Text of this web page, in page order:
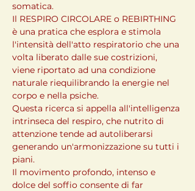
somatica.
Il RESPIRO CIRCOLARE o REBIRTHING
è una pratica che esplora e stimola
l'intensità dell'atto respiratorio che una
volta liberato dalle sue costrizioni,
viene riportato ad una condizione
naturale riequilibrando la energie nel
corpo e nella psiche.
Questa ricerca si appella all'intelligenza
intrinseca del respiro, che nutrito di
attenzione tende ad autoliberarsi
generando un'armonizzazione su tutti i
piani.
Il movimento profondo, intenso e
dolce del soffio consente di far